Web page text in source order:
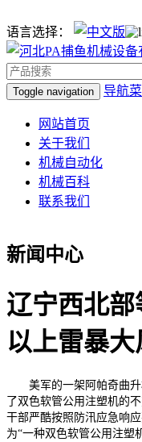
语言选择：
Toggle navigation 导航
网站首页
关于我们
机械自动化
机械百科
联系我们
新闻中心
辽宁西北
以上雷暴大
美军的一架阿帕奇曲升
了双色软管公用注塑机的
干部严酷按照防汛应急响
为“一种双色软管公用注塑